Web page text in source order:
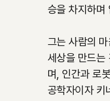
승을 차지하며
그는 사람의
세상을 만드는
며, ​인간과 로
공학자이자 키